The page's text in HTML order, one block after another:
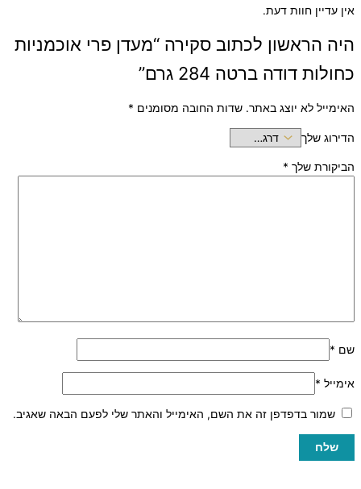
אין עדיין חוות דעת.
היה הראשון לכתוב סקירה “מעדן פרי אוכמניות
כחולות דודה ברטה 284 גרם”
האימייל לא יוצג באתר. שדות החובה מסומנים *
הדירוג שלך
הביקורת שלך *
שם *
אימייל *
שמור בדפדפן זה את השם, האימייל והאתר שלי לפעם הבאה שאגיב.